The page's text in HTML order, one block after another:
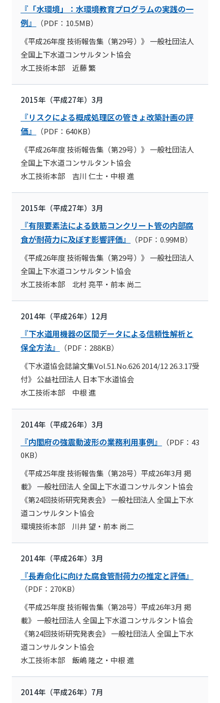
『「水環境」：水環境教育プログラムの実践の一
例』
（PDF：10.5MB）
《平成26年度 技術報告集（第29号）》 一般社団法人
全国上下水道コンサルタント協会
水工技術本部 近藤 繁
2015年（平成27年）3月
『リスクによる概成処理区の管きょ改築計画の評
価』
（PDF：640KB）
《平成26年度 技術報告集（第29号）》 一般社団法人
全国上下水道コンサルタント協会
水工技術本部 吉川 仁士・中根 進
2015年（平成27年）3月
『有限要素法による鉄筋コンクリート管の内部腐
食が耐荷力に及ぼす影響評価』
（PDF：0.99MB）
《平成26年度 技術報告集（第29号）》 一般社団法人
全国上下水道コンサルタント協会
水工技術本部 北村 亮平・前本 尚二
2014年（平成26年）12月
『下水道用機器の区間データによる信頼性解析と
保全方法』
（PDF：288KB）
《下水道協会誌論文集Vol.51.No.626 2014/12 26.3.17受
付》 公益社団法人 日本下水道協会
水工技術本部 中根 進
2014年（平成26年）3月
『内閣府の強震動波形の業務利用事例』
（PDF：43
0KB）
《平成25年度 技術報告集（第28号）平成26年3月 掲
載》 一般社団法人 全国上下水道コンサルタント協会
《第24回技術研究発表会》 一般社団法人 全国上下水
道コンサルタント協会
環境技術本部 川井 望・前本 尚二
2014年（平成26年）3月
『長寿命化に向けた腐食管耐荷力の推定と評価』
（PDF：270KB）
《平成25年度 技術報告集（第28号）平成26年3月 掲
載》 一般社団法人 全国上下水道コンサルタント協会
《第24回技術研究発表会》 一般社団法人 全国上下水
道コンサルタント協会
水工技術本部 飯嶋 隆之・中根 進
2014年（平成26年）7月